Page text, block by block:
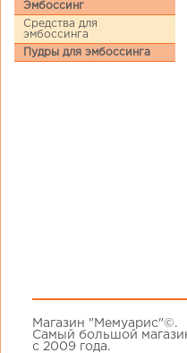
Эмбоссинг
Средства для
эмбоссинга
Пудры для эмбоссинга
Магазин "Мемуарис"©.
Самый большой
с 2009 года.